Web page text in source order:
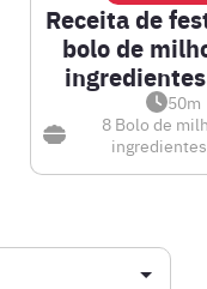
Receita de
bolo de
50m
8 Bolo de